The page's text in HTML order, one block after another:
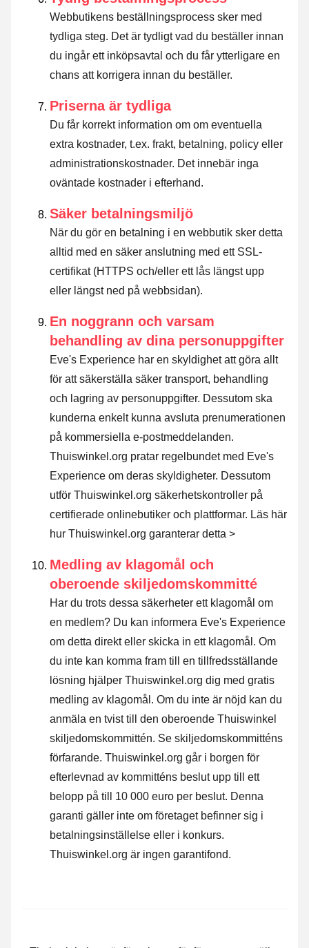
Webbutikens beställningsprocess sker med
tydliga steg. Det är tydligt vad du beställer innan
du ingår ett inköpsavtal och du får ytterligare en
chans att korrigera innan du beställer.
Priserna är tydliga
Du får korrekt information om om eventuella
extra kostnader, t.ex. frakt, betalning, policy eller
administrationskostnader. Det innebär inga
oväntade kostnader i efterhand.
Säker betalningsmiljö
När du gör en betalning i en webbutik sker detta
alltid med en säker anslutning med ett SSL-
certifikat (HTTPS och/eller ett lås längst upp
eller längst ned på webbsidan).
En noggrann och varsam
behandling av dina personuppgifter
Eve's Experience har en skyldighet att göra allt
för att säkerställa säker transport, behandling
och lagring av personuppgifter. Dessutom ska
kunderna enkelt kunna avsluta prenumerationen
på kommersiella e-postmeddelanden.
Thuiswinkel.org pratar regelbundet med Eve's
Experience om deras skyldigheter. Dessutom
utför Thuiswinkel.org säkerhetskontroller på
certifierade onlinebutiker och plattformar. Läs här
hur Thuiswinkel.org garanterar detta >
Medling av klagomål och
oberoende skiljedomskommitté
Har du trots dessa säkerheter ett klagomål om
en medlem? Du kan informera Eve's Experience
om detta direkt eller skicka in ett klagomål . Om
du inte kan komma fram till en tillfredsställande
lösning hjälper Thuiswinkel.org dig med gratis
medling av klagomål. Om du inte är nöjd kan du
anmäla en tvist till den oberoende Thuiswinkel
skiljedomskommittén. Se skiljedomskommitténs
förfarande. Thuiswinkel.org går i borgen för
efterlevnad av kommitténs beslut upp till ett
belopp på till 10 000 euro per beslut. Denna
garanti gäller inte om företaget befinner sig i
betalningsinställelse eller i konkurs.
Thuiswinkel.org är ingen garantifond.